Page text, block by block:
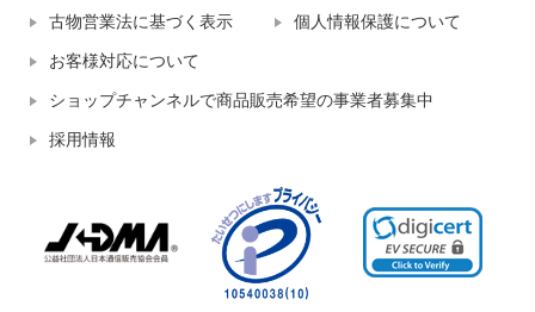
古物営業法に基づく表示 個人情報保護について
お客様対応について
ショップチャンネルで商品販売希望の事業者募集中
採用情報